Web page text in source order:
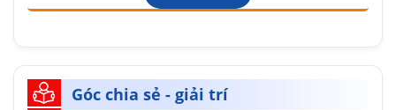
Góc chia sẻ - giải trí